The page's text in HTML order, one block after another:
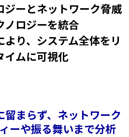
ジーとネットワーク脅威
ノロジーを統合
り、システム全体をリ
イムに可視化
まらず、ネットワーク
ーや振る舞いまで分析